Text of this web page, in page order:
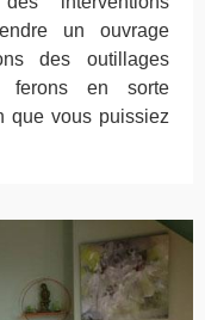
un ouvrage
des outillages
ferons en sorte
que vous puissiez